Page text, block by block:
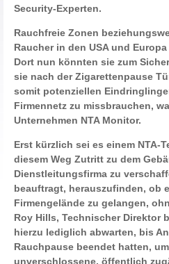
Security-Experten.
Rauchfreie Zonen
Raucher in den USA und
Dort nun könnten sie zum
sie nach der Zigarettenpause
somit potenziellen
Firmennetz zu missbrauchen,
Unternehmen NTA Monitor.
Erst kürzlich sei es einem NTA-
diesem Weg Zutritt zu dem
Dienstleitungsfirma zu
beauftragt, herauszufinden, ob
Firmengelände zu gelangen,
Roy Hills, Technischer Direktor
hierzu lediglich abwarten, bis
Rauchpause beendet hatten,
unverschlossene, öffentlich